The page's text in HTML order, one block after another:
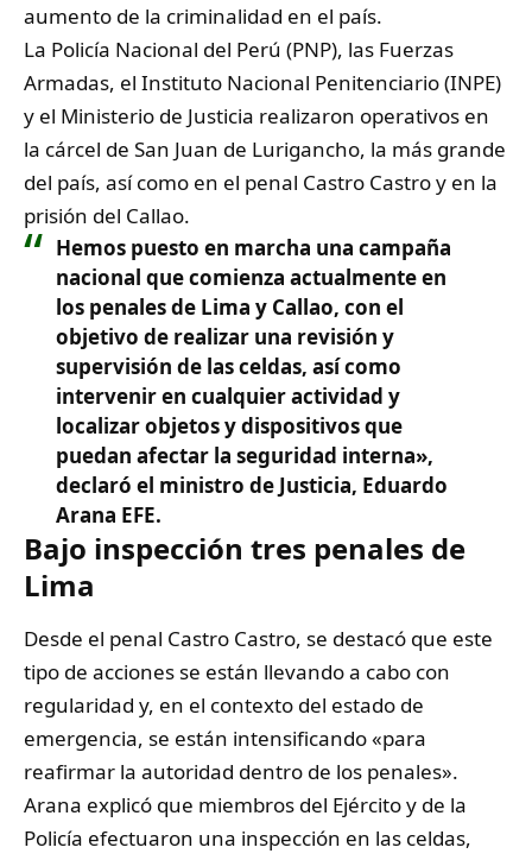
aumento de la criminalidad en el país.
La Policía Nacional del Perú (PNP), las Fuerzas
Armadas, el Instituto Nacional Penitenciario (INPE)
y el Ministerio de Justicia realizaron operativos en
la cárcel de San Juan de Lurigancho, la más grande
del país, así como en el penal Castro Castro y en la
prisión del Callao.
Hemos puesto en marcha una campaña
nacional que comienza actualmente en
los penales de Lima y Callao, con el
objetivo de realizar una revisión y
supervisión de las celdas, así como
intervenir en cualquier actividad y
localizar objetos y dispositivos que
puedan afectar la seguridad interna»,
declaró el ministro de Justicia, Eduardo
Arana EFE.
Bajo inspección tres penales de
Lima
Desde el penal Castro Castro, se destacó que este
tipo de acciones se están llevando a cabo con
regularidad y, en el contexto del estado de
emergencia, se están intensificando «para
reafirmar la autoridad dentro de los penales».
Arana explicó que miembros del Ejército y de la
Policía efectuaron una inspección en las celdas,